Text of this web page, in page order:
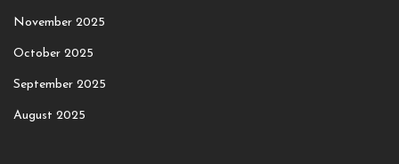
November 2025
October 2025
September 2025
August 2025